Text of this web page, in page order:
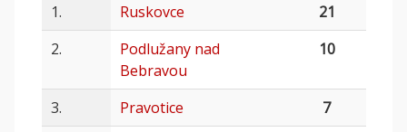
1.
Ruskovce
21
2.
Podlužany nad
Bebravou
10
3. Pravotice
7